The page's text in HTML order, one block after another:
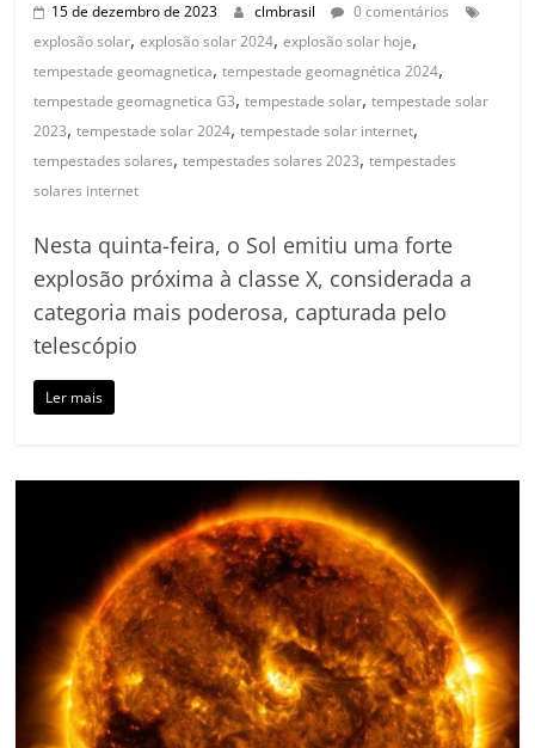
15 de dezembro de 2023 clmbrasil
0 comentários
explosão solar,explosão solar 2024,explosão solar hoje,
tempestade geomagnetica,tempestade geomagnética 2024,
tempestade geomagnetica G3,tempestade solar,tempestade solar
2023,tempestade solar 2024,tempestade solar internet,
tempestades solares,tempestades solares 2023,tempestades
solares internet
Nesta quinta-feira, o Sol emitiu uma forte
explosão próxima à classe X, considerada a
categoria mais poderosa, capturada pelo
telescópio
Ler mais